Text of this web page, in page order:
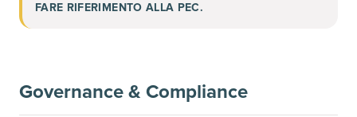
FARE RIFERIMENTO ALLA PEC.
Governance & Compliance